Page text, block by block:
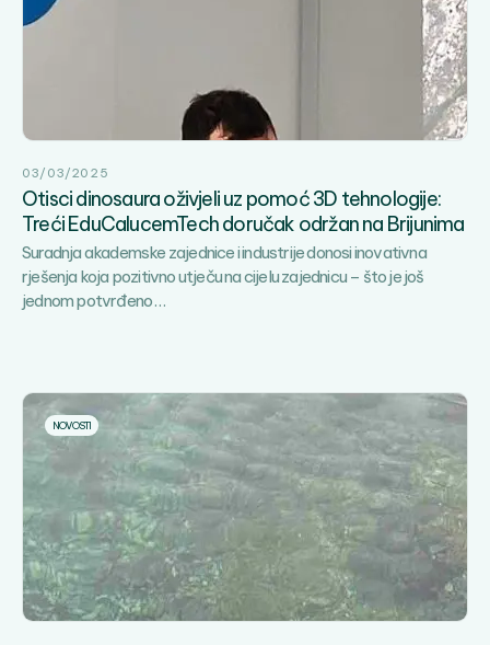
–
“100
–
i
03/03/2025
Otisci dinosaura oživjeli uz pomoć 3D tehnologije:
Treći EduCalucemTech doručak održan na Brijunima
Suradnja akademske zajednice i industrije donosi inovativna
rješenja koja pozitivno utječu na cijelu zajednicu – što je još
jednom potvrđeno…Otisci
pomoć
3D
tehnologije:
Treći
EduCalucemTech
doručak
održan
na
Brijunima
NOVOSTI